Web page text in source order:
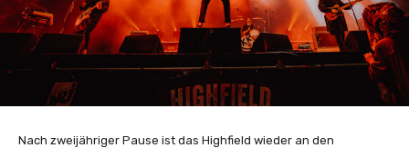
Nach zweijähriger Pause ist das Highfield wieder an den